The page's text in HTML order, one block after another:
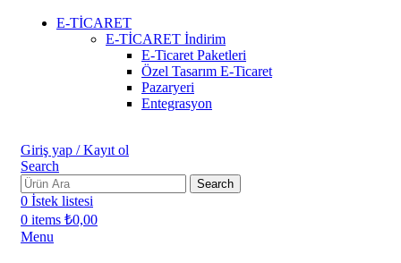
E-TİCARET
E-TİCARET İndirim
E-Ticaret Paketleri
Özel Tasarım E-Ticaret
Pazaryeri
Entegrasyon
Giriş yap / Kayıt ol
Search
Search
0 İstek listesi
0 items ₺0,00
Menu